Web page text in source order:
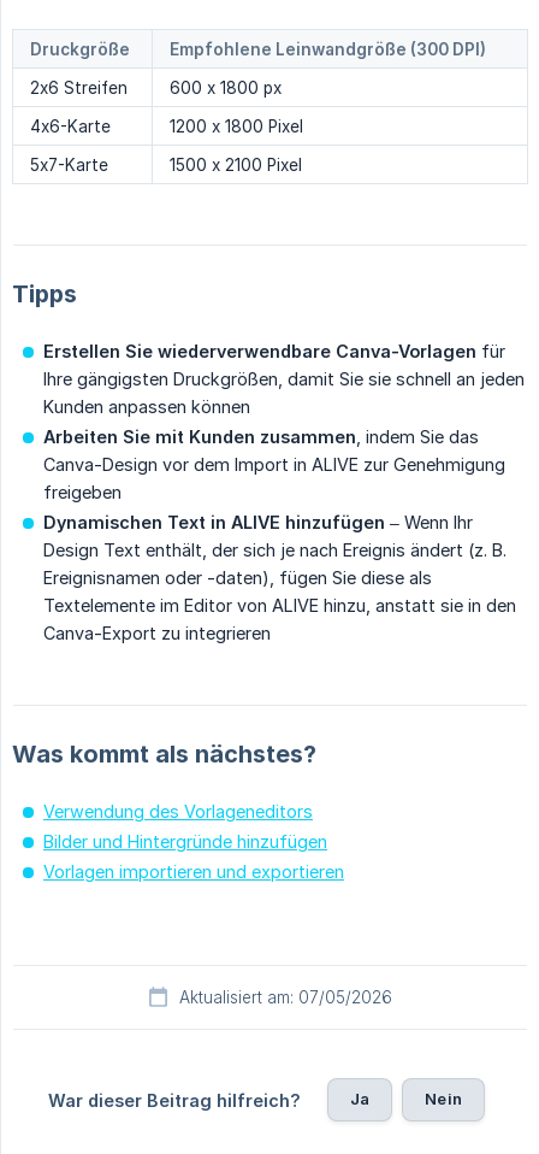
Druckgröße
Empfohlene Leinwandgröße (300 DPI)
2x6 Streifen
600 x 1800 px
4x6-Karte
1200 x 1800 Pixel
5x7-Karte
1500 x 2100 Pixel
Tipps
Erstellen Sie wiederverwendbare Canva-Vorlagen für
Ihre gängigsten Druckgrößen, damit Sie sie schnell an jeden
Kunden anpassen können
Arbeiten Sie mit Kunden zusammen , indem Sie das
Canva-Design vor dem Import in ALIVE zur Genehmigung
freigeben
Dynamischen Text in ALIVE hinzufügen – Wenn Ihr
Design Text enthält, der sich je nach Ereignis ändert (z. B.
Ereignisnamen oder -daten), fügen Sie diese als
Textelemente im Editor von ALIVE hinzu, anstatt sie in den
Canva-Export zu integrieren
Was kommt als nächstes?
Verwendung des Vorlageneditors
Bilder und Hintergründe hinzufügen
Vorlagen importieren und exportieren
Aktualisiert am: 07/05/2026
War dieser Beitrag hilfreich? Ja Nein